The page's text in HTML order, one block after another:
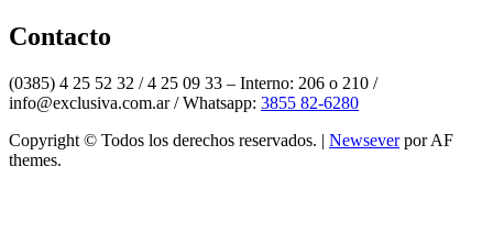
Contacto
(0385) 4 25 52 32 / 4 25 09 33 – Interno: 206 o 210 /
info@exclusiva.com.ar / Whatsapp: 3855 82-6280
Copyright © Todos los derechos reservados. | Newseverpor AF
themes.